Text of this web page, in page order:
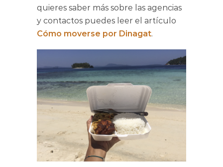
quieres saber más sobre las agencias
y contactos puedes leer el artículo
Cómo moverse por Dinagat.